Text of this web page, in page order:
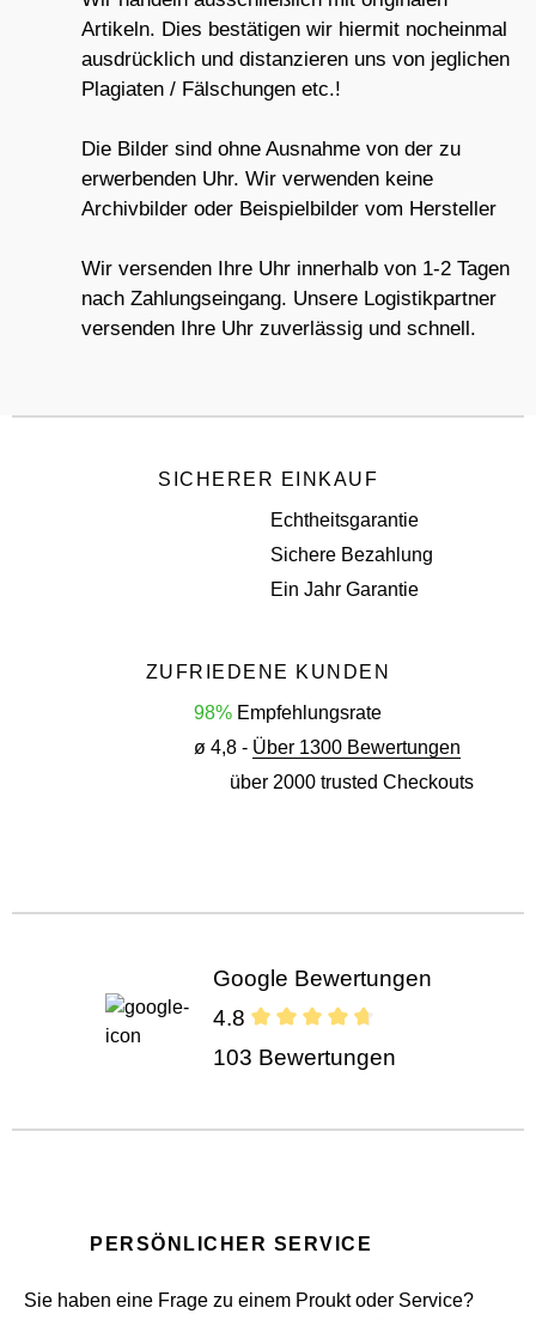
Artikeln. Dies bestätigen wir hiermit nocheinmal
ausdrücklich und distanzieren uns von jeglichen
Plagiaten / Fälschungen etc.!
Die Bilder sind ohne Ausnahme von der zu
erwerbenden Uhr. Wir verwenden keine
Archivbilder oder Beispielbilder vom Hersteller
Wir versenden Ihre Uhr innerhalb von 1-2 Tagen
nach Zahlungseingang. Unsere Logistikpartner
versenden Ihre Uhr zuverlässig und schnell.
SICHERER EINKAUF
Echtheitsgarantie
Sichere Bezahlung
Ein Jahr Garantie
ZUFRIEDENE KUNDEN
98% Empfehlungsrate
ø 4,8 - Über 1300 Bewertungen
über 2000 trusted Checkouts
Google Bewertungen
4.8
103 Bewertungen
PERSÖNLICHER SERVICE
Sie haben eine Frage zu einem Proukt oder Service?